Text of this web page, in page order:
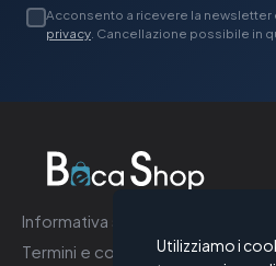
Acconsento a ricevere la newsletter
privacy. Cancellazione possibile in
Informativa sulla privacy
Termini e condizioniUtilizziamo i